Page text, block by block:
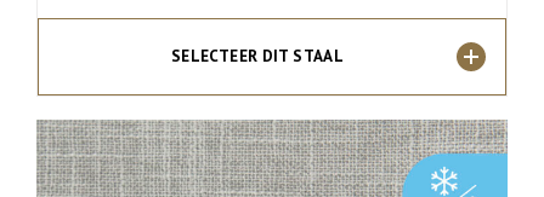
SELECTEER DIT STAAL